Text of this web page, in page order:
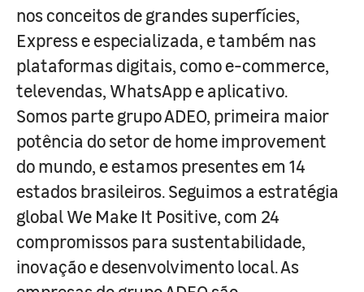
nos conceitos de grandes superfícies,
Express e especializada, e também nas
plataformas digitais, como e-commerce,
televendas, WhatsApp e aplicativo.
Somos parte grupo ADEO, primeira maior
potência do setor de home improvement
do mundo, e estamos presentes em 14
estados brasileiros. Seguimos a estratégia
global We Make It Positive, com 24
compromissos para sustentabilidade,
inovação e desenvolvimento local. As